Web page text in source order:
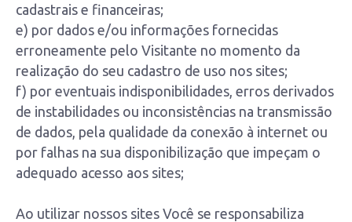
cadastrais e financeiras;
e) por dados e/ou informações fornecidas
erroneamente pelo Visitante no momento da
realização do seu cadastro de uso nos sites;
f) por eventuais indisponibilidades, erros derivados
de instabilidades ou inconsistências na transmissão
de dados, pela qualidade da conexão à internet ou
por falhas na sua disponibilização que impeçam o
adequado acesso aos sites;
Ao utilizar nossos sites Você se responsabiliza